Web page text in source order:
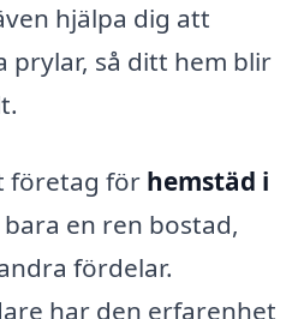
hjälpa dig att
prylar, så ditt hem blir
företag för hemstäd i
en ren bostad,
fördelar.
har den erfarenhet